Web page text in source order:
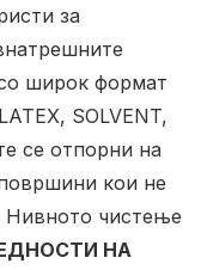
за
широк формат
SOLVENT,
се отпорни на
кои не
Нивното чистење
НА